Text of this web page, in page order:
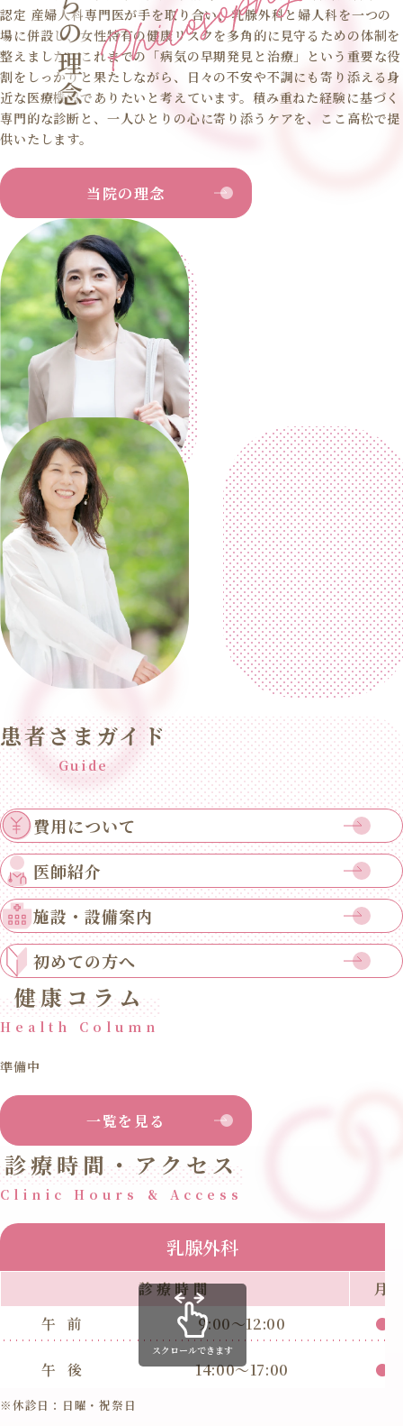
認定 産婦人科専門医が手を取り合い、乳腺外科と婦人科を一つの
場に併設し、女性特有の健康リスクを多角的に見守るための体制を
整えました。これまでの「病気の早期発見と治療」という重要な役
割をしっかりと果たしながら、日々の不安や不調にも寄り添える身
近な医療機関でありたいと考えています。積み重ねた経験に基づく
専門的な診断と、一人ひとりの心に寄り添うケアを、ここ高松で提
供いたします。
当院の理念
患者さまガイド
Guide
費用について
医師紹介
施設・設備案内
初めての方へ
健康コラム
Health Column
準備中
一覧を見る
診療時間・アクセス
Clinic Hours & Access
乳腺外科
診療時間
月
午前
9:00～12:00 ●
午後 14:00～17:00 ●
スクロールできます
※休診日：日曜・祝祭日